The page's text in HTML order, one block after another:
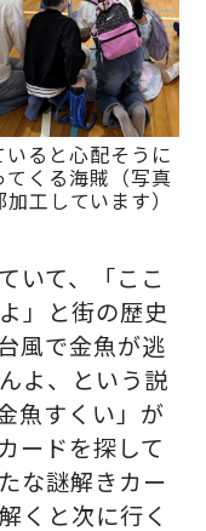
いると心配そうに
てくる海賊（写真
工しています）
て、「ここ
」と街の歴史
風で金魚が逃
よ、という説
魚すくい」が
ードを探して
な謎解きカー
くと次に行く